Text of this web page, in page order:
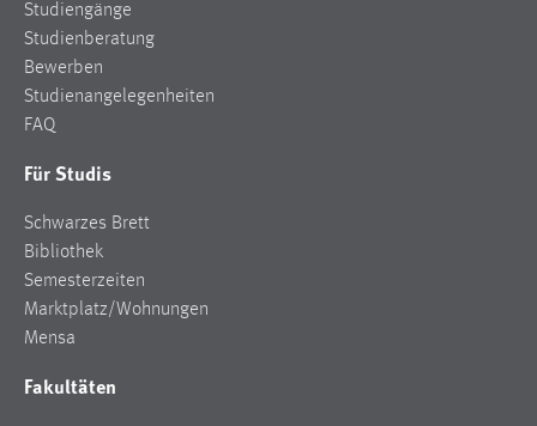
Studiengänge
Studienberatung
Bewerben
Studienangelegenheiten
FAQ
Für Studis
Schwarzes Brett
Bibliothek
Semesterzeiten
Marktplatz/Wohnungen
Mensa
Fakultäten